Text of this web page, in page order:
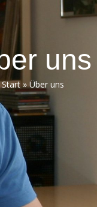
uns
Start»Über uns